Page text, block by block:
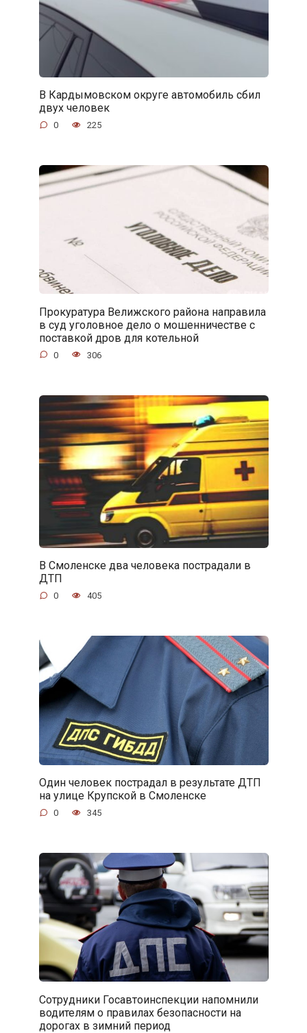
В Кардымовском округе автомобиль сбил
двух человек
0 225
Прокуратура Велижского района направила
в суд уголовное дело о мошенничестве с
поставкой дров для котельной
0 306
В Смоленске два человека пострадали в
ДТП
0 405
Один человек пострадал в результате ДТП
на улице Крупской в Смоленске
0 345
Сотрудники Госавтоинспекции напомнили
водителям о правилах безопасности на
дорогах в зимний период